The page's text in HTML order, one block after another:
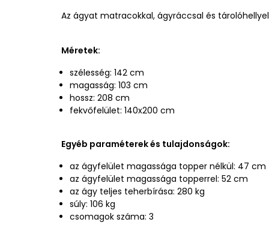
Az ágyat matracokkal, ágyráccsal és
Méretek:
szélesség: 142 cm
magasság: 103 cm
hossz: 208 cm
fekvőfelület: 140x200 cm
Egyéb paraméterek és tulajdonságok:
az ágyfelület magassága topper nélkül: 47 cm
az ágyfelület magassága topperrel: 52 cm
az ágy teljes teherbírása: 280 kg
súly: 106 kg
csomagok száma: 3